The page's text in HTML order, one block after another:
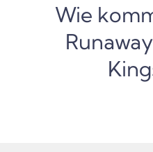
Wie